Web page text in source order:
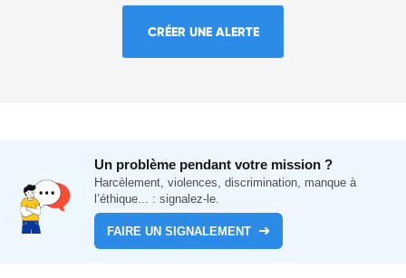
CRÉER UNE ALERTE
Un problème pendant votre mission ?
Harcèlement, violences, discrimination, manque à
l’éthique... : signalez-le.
FAIRE UN SIGNALEMENT